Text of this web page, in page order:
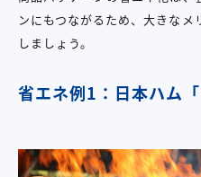
ンにもつながるため、大きな
しましょう。
省エネ例1：日本ハム